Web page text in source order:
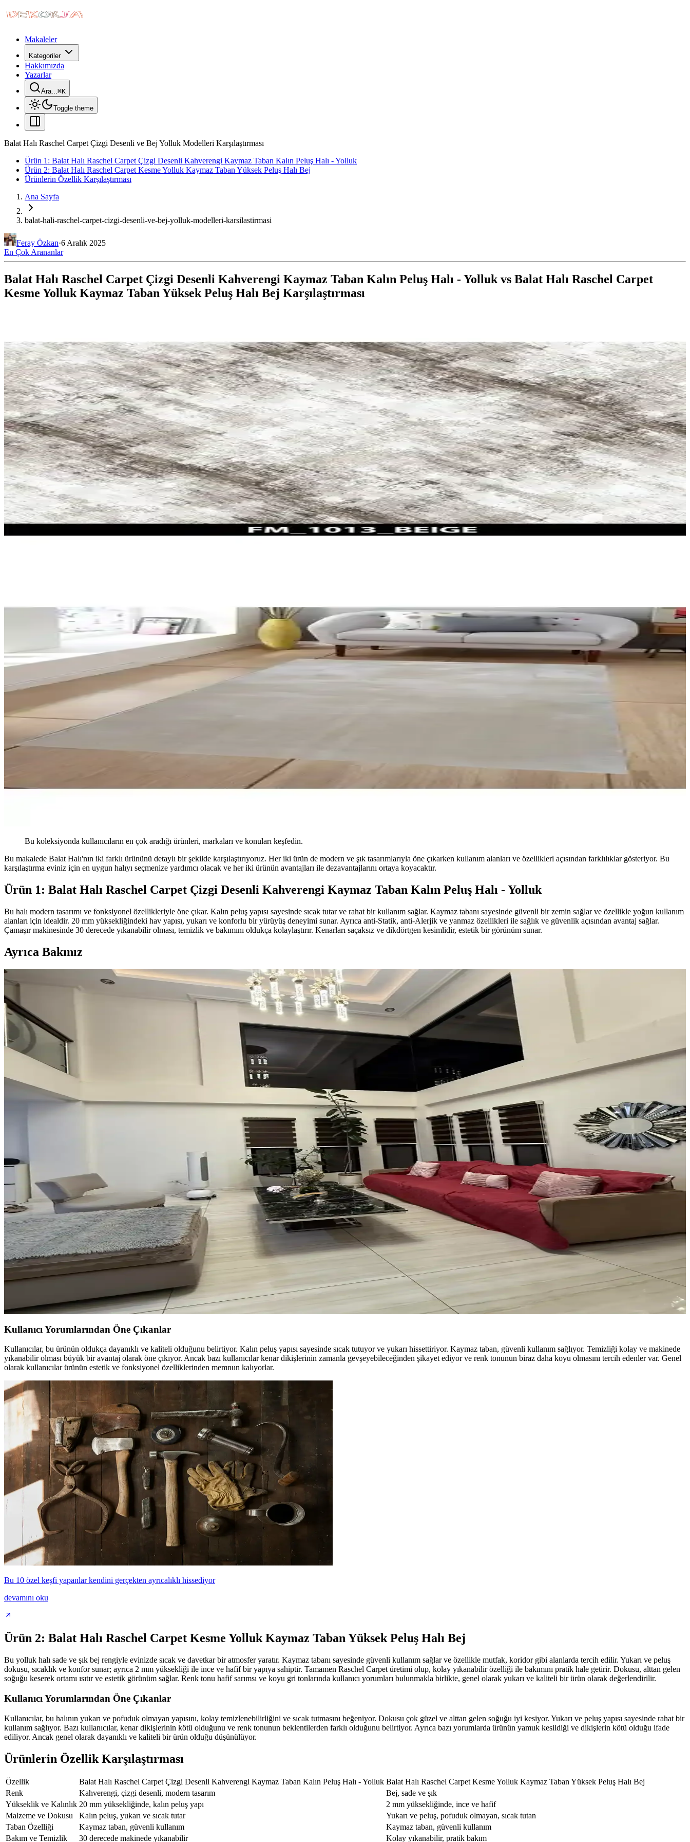
Makaleler
Kategoriler
Hakkımızda
Yazarlar
Ara...⌘K
Toggle theme
Balat Halı Raschel Carpet Çizgi Desenli ve Bej Yolluk Modelleri Karşılaştırması
Ürün 1: Balat Halı Raschel Carpet Çizgi Desenli Kahverengi Kaymaz Taban Kalın Peluş Halı - Yolluk
Ürün 2: Balat Halı Raschel Carpet Kesme Yolluk Kaymaz Taban Yüksek Peluş Halı Bej
Ürünlerin Özellik Karşılaştırması
Ana Sayfa
balat-hali-raschel-carpet-cizgi-desenli-ve-bej-yolluk-modelleri-karsilastirmasi
Feray Özkan·6 Aralık 2025
En Çok Arananlar
Balat Halı Raschel Carpet Çizgi Desenli Kahverengi Kaymaz Taban Kalın Peluş Halı - Yolluk vs Balat Halı Raschel Carpet
Kesme Yolluk Kaymaz Taban Yüksek Peluş Halı Bej Karşılaştırması
Bu koleksiyonda kullanıcıların en çok aradığı ürünleri, markaları ve konuları keşfedin.
Bu makalede Balat Halı'nın iki farklı ürününü detaylı bir şekilde karşılaştırıyoruz. Her iki ürün de modern ve şık tasarımlarıyla öne çıkarken kullanım alanları ve özellikleri açısından farklılıklar gösteriyor. Bu
karşılaştırma eviniz için en uygun halıyı seçmenize yardımcı olacak ve her iki ürünün avantajları ile dezavantajlarını ortaya koyacaktır.
Ürün 1: Balat Halı Raschel Carpet Çizgi Desenli Kahverengi Kaymaz Taban Kalın Peluş Halı - Yolluk
Bu halı modern tasarımı ve fonksiyonel özellikleriyle öne çıkar. Kalın peluş yapısı sayesinde sıcak tutar ve rahat bir kullanım sağlar. Kaymaz tabanı sayesinde güvenli bir zemin sağlar ve özellikle yoğun kullanım
alanları için idealdir. 20 mm yüksekliğindeki hav yapısı, yukarı ve konforlu bir yürüyüş deneyimi sunar. Ayrıca anti-Statik, anti-Alerjik ve yanmaz özellikleri ile sağlık ve güvenlik açısından avantaj sağlar.
Çamaşır makinesinde 30 derecede yıkanabilir olması, temizlik ve bakımını oldukça kolaylaştırır. Kenarları saçaksız ve dikdörtgen kesimlidir, estetik bir görünüm sunar.
Ayrıca Bakınız
Kahvaltı Köşeleri İçin Sandalye Seçenekleri ve Dekorasyon İpuçları
Kahvaltı köşelerinde ahşap ve sentetik deri sandalyeler, dayanıklılık ve temizlik kolaylığı sunar. Minder ve özel tasarım halılarla konfor ve estetik dengelenir, mekanın atmosferi güçlenir.
Teal Renkli Sandalyenin Halı ve Dolapla Uyumunda Renk Tonları ve Aksesuarların Rolü
Teal renkli sandalyenin halı ve dolapla uyumu, doğru renk tonları ve aksesuar seçimiyle sağlanır. Halıdaki mavi-yeşil alt tonlar ve sıcak ahşap dolap, teal rengini öne çıkarır, aksesuarlar ise denge oluşturur.
Küçük ve Garip Şekilli Giriş Alanları İçin Dayanıklı ve Estetik Halı Seçimi Rehberi
Küçük ve garip şekilli girişlerde suya dayanıklı, özel kesim veya modüler halılarla estetik ve işlevsel çözümler sunulur. Ayakkabı düzenleyicilerle alan düzeni sağlanır.
Boho Maksimalist Oturma Odası Tasarımında Bitkiler ve Renklerin Rolü
Boho maksimalist oturma odasında turuncu duvarlar, kültürel maskeler, canlı bitkiler ve doğru halı seçimiyle sıcak, dengeli ve estetik bir yaşam alanı oluşturuluyor.
Alan Halısı Seçiminde Mekân Uyumu ve UV Korumasının Önemi Üzerine Detaylı Rehber
Güneş ışığının zemin üzerindeki zararlarını önlemek için alan halısı seçimi ve UV engelleyici pencere filmi kullanımı önemlidir. Oval halılar mekâna uyum sağlar, nemli alanlarda ise suyu tutan tepsiler tercih
edilmelidir.
Yatak Odasında Halı Kullanımı ve Dekorasyon İpuçlarıyla Mekânın Fonksiyonelliğini Artırma
Yatak odasında halı kullanımı mekâna sıcaklık ve fonksiyonellik katar. Açık renkli halılar, mobilya düzenlemeleri ve bitkilerle odanın estetiği ve işlevselliği artırılır.
Vintage Yatakların Yatak Odası Düzenine Etkisi ve Mekâna Uyum Sağlama Yöntemleri
Vintage yatakların mekâna uyumu, boyut ve yerleşim planlaması ile renk ve dekorasyon uyumu, kişisel tercihlerle dengelenerek yatak odasında estetik ve fonksiyonellik sağlanır.
Oturma Odası Dekorasyonunda Büyük Mobilya Değişikliği Olmadan Mekân Yenileme Yöntemleri
Oturma odasında büyük mobilyalar değiştirilmeden halı seçimi, mobilya örtüleri, aydınlatma, duvar dekorasyonu ve bitkilerle mekânın sıcaklığı ve estetiği artırılabilir. Katmanlı aydınlatma ve yumuşak dokular
ortamı tamamlar.
Kullanıcı Yorumlarından Öne Çıkanlar
Kullanıcılar, bu ürünün oldukça dayanıklı ve kaliteli olduğunu belirtiyor. Kalın peluş yapısı sayesinde sıcak tutuyor ve yukarı hissettiriyor. Kaymaz taban, güvenli kullanım sağlıyor. Temizliği kolay ve makinede
yıkanabilir olması büyük bir avantaj olarak öne çıkıyor. Ancak bazı kullanıcılar kenar dikişlerinin zamanla gevşeyebileceğinden şikayet ediyor ve renk tonunun biraz daha koyu olmasını tercih edenler var. Genel
olarak kullanıcılar ürünün estetik ve fonksiyonel özelliklerinden memnun kalıyorlar.
Bu 10 özel keşfi yapanlar kendini gerçekten ayrıcalıklı hissediyor
devamını oku
Ürün 2: Balat Halı Raschel Carpet Kesme Yolluk Kaymaz Taban Yüksek Peluş Halı Bej
Bu yolluk halı sade ve şık bej rengiyle evinizde sıcak ve davetkar bir atmosfer yaratır. Kaymaz tabanı sayesinde güvenli kullanım sağlar ve özellikle mutfak, koridor gibi alanlarda tercih edilir. Yukarı ve peluş
dokusu, sıcaklık ve konfor sunar; ayrıca 2 mm yüksekliği ile ince ve hafif bir yapıya sahiptir. Tamamen Raschel Carpet üretimi olup, kolay yıkanabilir özelliği ile bakımını pratik hale getirir. Dokusu, alttan gelen
soğuğu keserek ortamı ısıtır ve estetik görünüm sağlar. Renk tonu hafif sarımsı ve koyu gri tonlarında kullanıcı yorumları bulunmakla birlikte, genel olarak yukarı ve kaliteli bir ürün olarak değerlendirilir.
Kullanıcı Yorumlarından Öne Çıkanlar
Kullanıcılar, bu halının yukarı ve pofuduk olmayan yapısını, kolay temizlenebilirliğini ve sıcak tutmasını beğeniyor. Dokusu çok güzel ve alttan gelen soğuğu iyi kesiyor. Yukarı ve peluş yapısı sayesinde rahat bir
kullanım sağlıyor. Bazı kullanıcılar, kenar dikişlerinin kötü olduğunu ve renk tonunun beklentilerden farklı olduğunu belirtiyor. Ayrıca bazı yorumlarda ürünün yamuk kesildiği ve dikişlerin kötü olduğu ifade
ediliyor. Ancak genel olarak dayanıklı ve kaliteli bir ürün olduğu düşünülüyor.
Ürünlerin Özellik Karşılaştırması
Özellik Balat Halı Raschel Carpet Çizgi Desenli Kahverengi Kaymaz Taban Kalın Peluş Halı - Yolluk Balat Halı Raschel Carpet Kesme Yolluk Kaymaz Taban Yüksek Peluş Halı Bej
Renk
Kahverengi, çizgi desenli, modern tasarım
Bej, sade ve şık
Yükseklik ve Kalınlık 20 mm yüksekliğinde, kalın peluş yapı
2 mm yüksekliğinde, ince ve hafif
Malzeme ve Dokusu
Kalın peluş, yukarı ve sıcak tutar
Yukarı ve peluş, pofuduk olmayan, sıcak tutan
Taban Özelliği
Kaymaz taban, güvenli kullanım
Kaymaz taban, güvenli kullanım
Bakım ve Temizlik
30 derecede makinede yıkanabilir Kolay yıkanabilir, pratik bakım